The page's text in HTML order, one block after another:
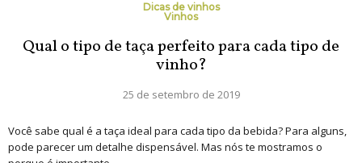
Dicas de vinhos
Vinhos
Qual o tipo de taça perfeito para cada tipo de
vinho?
25 de setembro de 2019
Você sabe qual é a taça ideal para cada tipo da bebida? Para alguns,
pode parecer um detalhe dispensável. Mas nós te mostramos o